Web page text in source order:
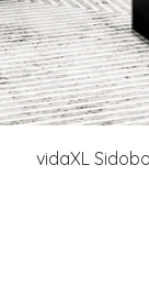
vidaXL